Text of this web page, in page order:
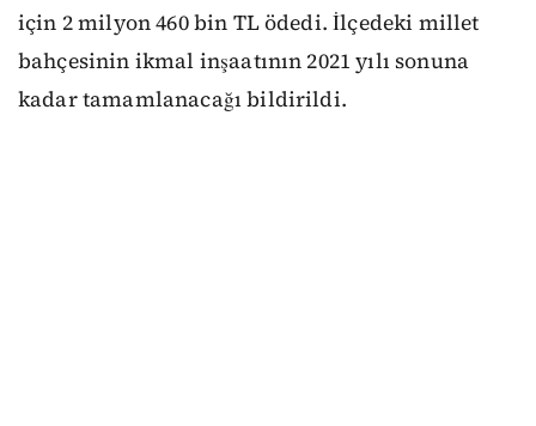
için 2 milyon 460 bin TL ödedi. İlçedeki millet
bahçesinin ikmal inşaatının 2021 yılı sonuna
kadar tamamlanacağı bildirildi.